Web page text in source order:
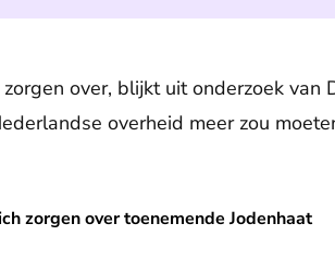
over, blijkt uit onderzoek van
overheid meer zou
zorgen over toenemende Jodenhaat
Jodenhaat